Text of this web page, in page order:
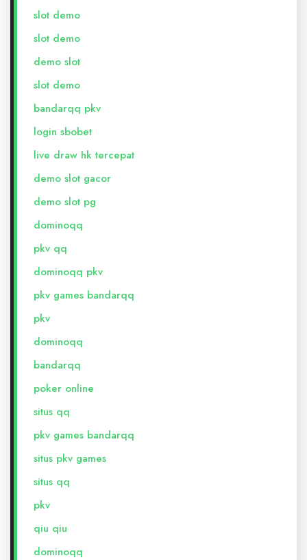
slot demo
slot demo
demo slot
slot demo
bandarqq pkv
login sbobet
live draw hk tercepat
demo slot gacor
demo slot pg
dominoqq
pkv qq
dominoqq pkv
pkv games bandarqq
pkv
dominoqq
bandarqq
poker online
situs qq
pkv games bandarqq
situs pkv games
situs qq
pkv
qiu qiu
dominoqq